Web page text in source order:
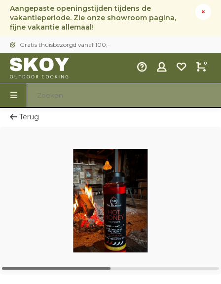
Aangepaste openingstijden tijdens de
vakantieperiode. Zie onze showroom pagina,
fijne vakantie allemaal!
Gratis thuisbezorgd vanaf 100,-
0
Terug